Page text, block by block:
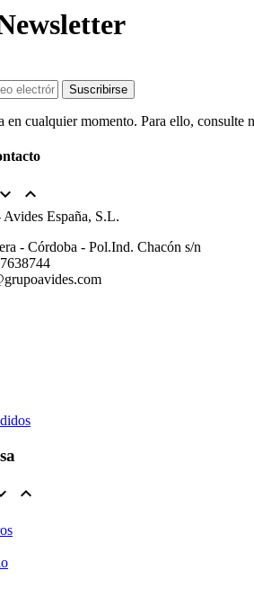
en cualquier momento. Para ello,
 
España, S.L.
- Córdoba - Pol.Ind. Chacón s/n
